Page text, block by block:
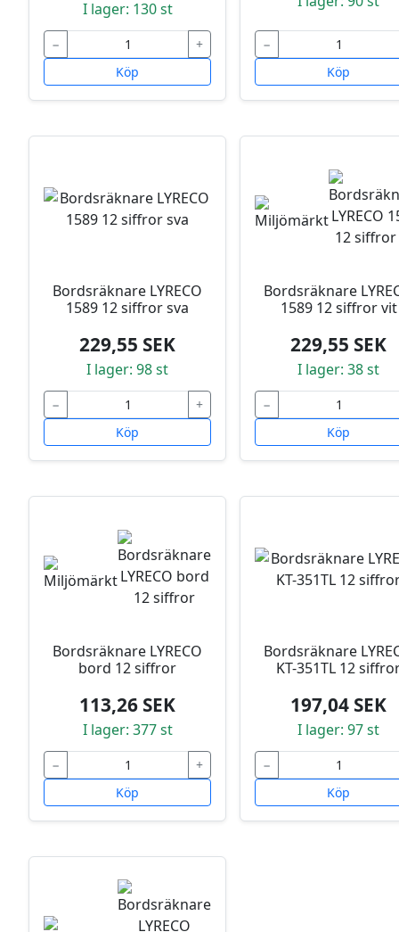
I lager: 130 st
−
+
Köp
−
Köp
Bordsräknare LYRECO
1589 12 siffror sva
229,55 SEK
I lager: 98 st
−
+
Köp
Bordsräknare
1589 12 siffror vit
229,55 SEK
I lager: 38 st
−
Köp
Bordsräknare LYRECO
bord 12 siffror
113,26 SEK
I lager: 377 st
−
+
Köp
Bordsräknare
KT-351TL 12
197,04 SEK
I lager: 97 st
−
Köp